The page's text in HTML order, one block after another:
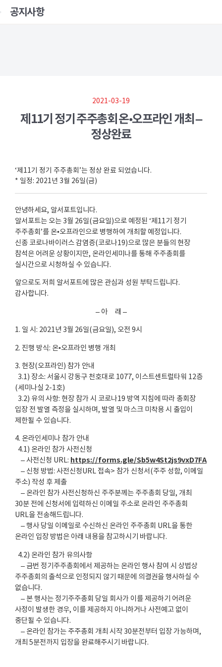
공지사항
2021-03-19
제11기 정기 주주총회 온•오프라인 개최 –
정상완료
‘제11기 정기 주주총회’는 정상 완료 되었습니다.
* 일정: 2021년 3월 26일(금)
안녕하세요, 알서포트입니다.
알서포트는 오는 3월 26일(금요일)으로 예정된 ‘제11기 정기
주주총회’를 온•오프라인으로 병행하여 개최할 예정입니다.
신종 코로나바이러스 감염증(코로나19)으로 많은 분들의 현장
참석은 어려운 상황이지만, 온라인세미나를 통해 주주총회를
실시간으로 시청하실 수 있습니다.
앞으로도 저희 알서포트에 많은 관심과 성원 부탁드립니다.
감사합니다.
– 아 래 –
1. 일 시: 2021년 3월 26일(금요일), 오전 9시
2. 진행 방식: 온•오프라인 병행 개최
3. 현장(오프라인) 참가 안내
3.1) 장소: 서울시 강동구 천호대로 1077, 이스트센트럴타워 12층
(세미나실 2-1호)
3.2) 유의 사항: 현장 참가 시 코로나19 방역 지침에 따라 총회장
입장 전 발열 측정을 실시하며, 발열 및 마스크 미착용 시 출입이
제한될 수 있습니다.
4. 온라인세미나 참가 안내
4.1) 온라인 참가 사전신청
– 사전신청 URL: https://forms.gle/Sb5w4St2js9vxD7FA
– 신청 방법: 사전신청URL 접속> 참가 신청서(주주 성함, 이메일
주소) 작성 후 제출
– 온라인 참가 사전신청하신 주주분께는 주주총회 당일, 개최
30분 전에 신청서에 입력하신 이메일 주소로 온라인 주주총회
URL을 전송해드립니다.
– 행사 당일 이메일로 수신하신 온라인 주주총회 URL을 통한
온라인 입장 방법은 아래 내용을 참고하시기 바랍니다.
4.2) 온라인 참가 유의사항
– 금번 정기주주총회에서 제공하는 온라인 행사 참여 시 상법상
주주총회의 출석으로 인정되지 않기 때문에 의결권을 행사하실 수
없습니다.
– 본 행사는 정기주주총회 당일 회사가 이를 제공하기 어려운
사정이 발생한 경우, 이를 제공하지 아니하거나 사전예고 없이
중단될 수 있습니다.
– 온라인 참가는 주주총회 개최 시작 30분전부터 입장 가능하며,
개최 5분전까지 입장을 완료해주시기 바랍니다.